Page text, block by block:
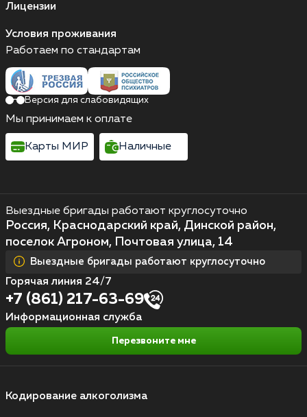
Лицензии
Условия проживания
Кодирование алкоголизма
Выездные бригады работают круглосуточно
Россия, Краснодарский край, Динской район,
поселок Агроном, Почтовая улица, 14
Выездные бригады работают круглосуточно
Горячая линия 24/7
+7 (861) 217-63-69
Информационная служба
Перезвоните мне
Работаем по стандартам
Версия для слабовидящих
Мы принимаем к оплате
Карты МИР Наличные